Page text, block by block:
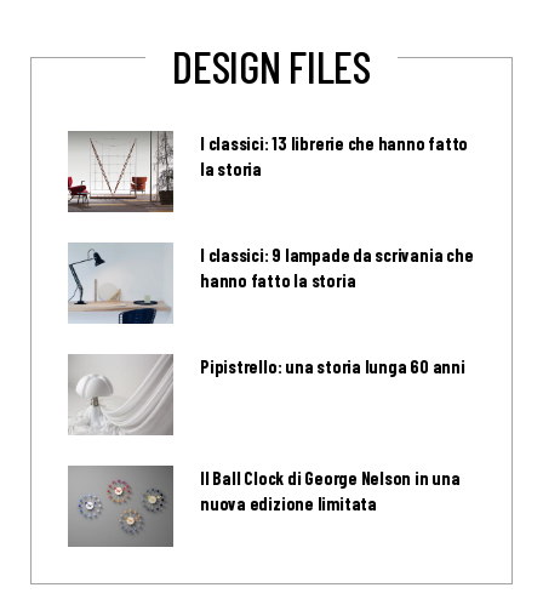
DESIGN FILES
I classici: 13 librerie che hanno fatto
la storia
I classici: 9 lampade da scrivania che
hanno fatto la storia
Pipistrello: una storia lunga 60 anni
Il Ball Clock di George Nelson in una
nuova edizione limitata